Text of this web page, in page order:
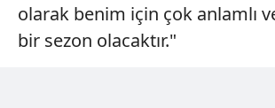
olarak benim için çok anlamlı
bir sezon olacaktır."